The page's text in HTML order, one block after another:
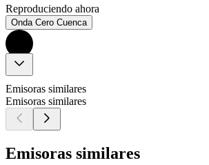
Reproduciendo ahora
Onda Cero Cuenca
Emisoras similares
Emisoras similares
Emisoras similares